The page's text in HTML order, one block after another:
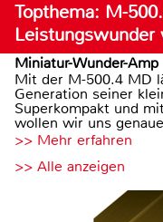
Topthema: M-
Leistungswunder
Miniatur-Wunder-Amp
Mit der M-500.4 MD
Generation seiner
Superkompakt und
wollen wir uns
>> Mehr erfahren
>> Alle anzeigen